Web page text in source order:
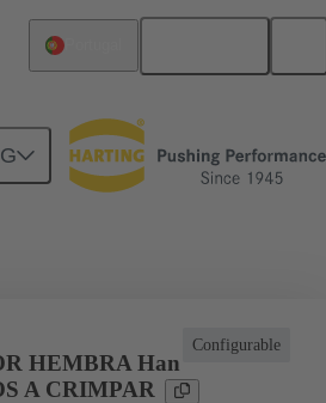
aplicaciones industriales
Configurable
HEMBRA Han
A CRIMPAR